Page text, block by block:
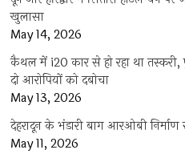
खुलासा
May 14, 2026
कैथल में i20 कार से हो रहा था
दो आरोपियों को दबोचा
May 13, 2026
देहरादून के भंडारी बाग आरओबी निर्माण
May 11, 2026